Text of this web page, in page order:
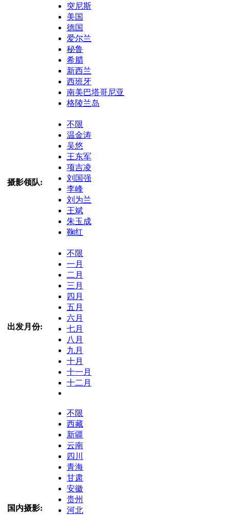
突尼斯
美国
德国
爱尔兰
秘鲁
希腊
新西兰
西班牙
南美巴塔哥尼亚
格陵兰岛
摄影领队:
不限
温金涛
吴悠
王东军
项吉凌
刘国强
李峰
刘为兰
王斌
朱玉成
鞠红
出发月份:
不限
一月
二月
三月
四月
五月
六月
七月
八月
九月
十月
十一月
十二月
国内摄影:
不限
西藏
新疆
云南
四川
青海
甘肃
安徽
贵州
河北